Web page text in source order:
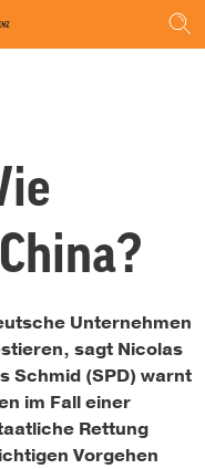
Unternehmen
sagt Nicolas
Schmid (SPD) warnt
im Fall einer
Rettung
Vorgehen